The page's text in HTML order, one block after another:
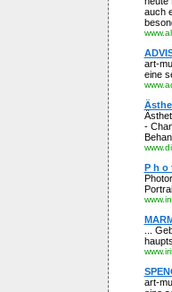
auch
art-
eine
-
P h o
...
art-